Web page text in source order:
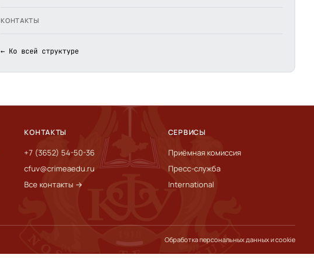
КОНТАКТЫ
← Ко всей структуре
КОНТАКТЫ
+7 (3652) 54-50-36
cfuv@crimeaedu.ru
Все контакты →
СЕРВИСЫ
Приёмная комиссия
Пресс-служба
International
Обработка персональных данных и cookie